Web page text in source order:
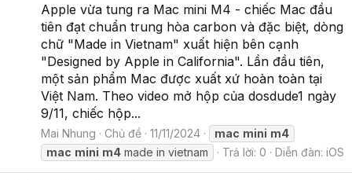
Apple vừa tung ra Mac mini M4 - chiếc Mac đầu
tiên đạt chuẩn trung hòa carbon và đặc biệt, dòng
chữ "Made in Vietnam" xuất hiện bên cạnh
"Designed by Apple in California". Lần đầu tiên,
một sản phẩm Mac được xuất xứ hoàn toàn tại
Việt Nam. Theo video mở hộp của dosdude1 ngày
9/11, chiếc hộp...
Mai Nhung Chủ đề 11/11/2024 mac mini m4
mac mini m4 made in vietnam Trả lời: 0 Diễn đàn: iOS